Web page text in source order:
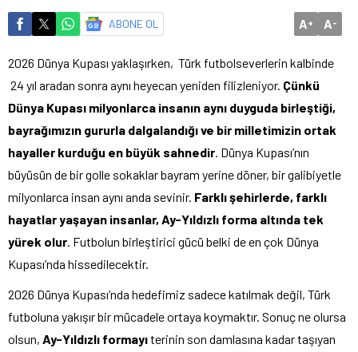
ABONE OL A+ A-
2026 Dünya Kupası yaklaşırken, Türk futbolseverlerin kalbinde
24 yıl aradan sonra aynı heyecan yeniden filizleniyor. Çünkü
Dünya Kupası milyonlarca insanın aynı duyguda birleştiği,
bayrağımızın gururla dalgalandığı ve bir milletimizin ortak
hayaller kurduğu en büyük sahnedir . Dünya Kupası’nın
büyüsün de bir golle sokaklar bayram yerine döner, bir galibiyetle
milyonlarca insan aynı anda sevinir. Farklı şehirlerde, farklı
hayatlar yaşayan insanlar, Ay-Yıldızlı forma altında tek
yürek olur . Futbolun birleştirici gücü belki de en çok Dünya
Kupası’nda hissedilecektir.
2026 Dünya Kupası’nda hedefimiz sadece katılmak değil, Türk
futboluna yakışır bir mücadele ortaya koymaktır. Sonuç ne olursa
olsun, Ay-Yıldızlı formayıterinin son damlasına kadar taşıyan